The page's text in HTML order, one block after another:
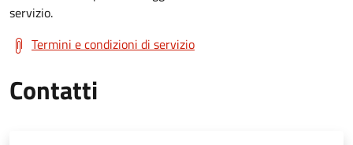
servizio.
Termini e condizioni di servizio
Contatti